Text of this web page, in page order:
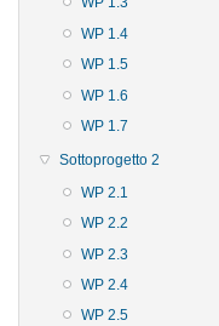
WP 1.4
WP 1.5
WP 1.6
WP 1.7
Sottoprogetto 2
WP 2.1
WP 2.2
WP 2.3
WP 2.4
WP 2.5